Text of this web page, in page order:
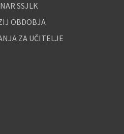
SSJLK
OBDOBJA
ZA UČITELJE